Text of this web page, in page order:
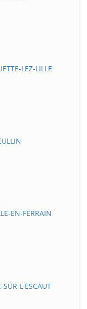
LEZ-LILLE
EN-FERRAIN
L'ESCAUT